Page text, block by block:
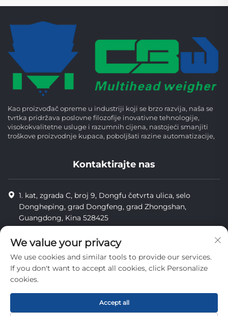
Kao proizvođač opreme u industriji koji se brzo razvija, naša se
tvrtka pridržava poslovne filozofije inovativne tehnologije,
visokokvalitetne usluge i razumnih cijena, nastojeći smanjiti
troškove proizvodnje kupaca, poboljšati razine automatizacije,
Kontaktirajte nas
1. kat, zgrada C, broj 9, Dongfu četvrta ulica, selo
Dongheping, grad Dongfeng, grad Zhongshan,
Guangdong, Kina 528425
[email protected]
Ltd. Sva prava su rezervirana.
privatnost
We value your privacy
We use cookies and similar tools to provide our services.
If you don't want to accept all cookies, click Personalize
cookies.
Accept all